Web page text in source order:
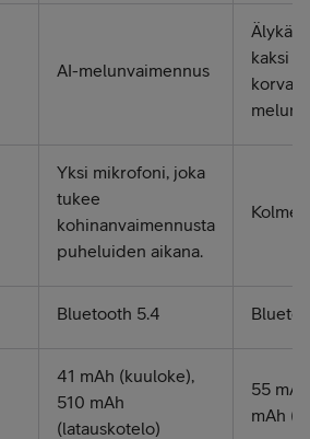
AI-melunvaimennus
Älykäs
kaksi
Yksi mikrofoni, joka
tukee
kohinanvaimennusta
puheluiden aikana.
Kolme
Bluetooth 5.4
41 mAh (kuuloke),
510 mAh
(latauskotelo)
55
mAh